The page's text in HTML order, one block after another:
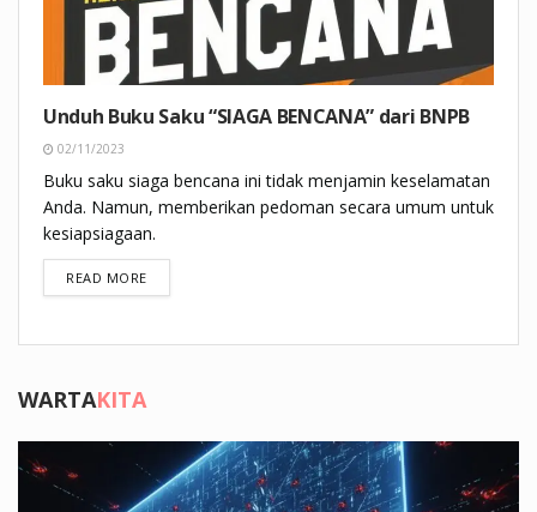
Unduh Buku Saku “SIAGA BENCANA” dari BNPB
02/11/2023
Buku saku siaga bencana ini tidak menjamin keselamatan
Anda. Namun, memberikan pedoman secara umum untuk
kesiapsiagaan.
READ MOREDETAILS
WARTAKITA